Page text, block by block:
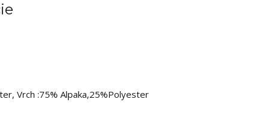
Vrch :75% Alpaka,25%Polyester